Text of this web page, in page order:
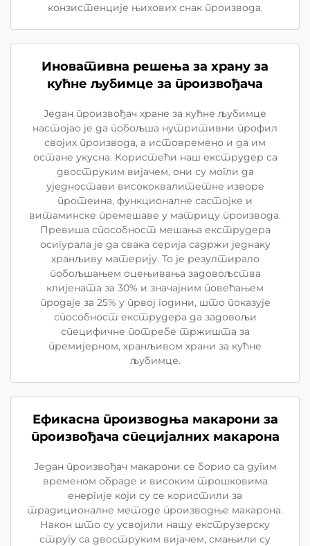
конзистенције њихових снак производа.
Иновативна решења за храну за
кућне љубимце за произвођача
Један произвођач хране за кућне љубимце
настојао је да побољша нутритивни профил
својих производа, а истовремено и да им
остане укусна. Користећи наш екструдер са
двоструким вијачем, они су могли да
уједностави висококвалитетне изворе
протеина, функционалне састојке и
витаминске премешаве у матрицу производа.
Превиша способност мешања екструдера
осигурала је да свака серија садржи једнаку
хранљиву материју. То је резултирало
побољшањем оцењивања задовољства
клијената за 30% и значајним повећањем
продаје за 25% у првој години, што показује
способност екструдера да задовољи
специфичне потребе тржишта за
премијерном, хранљивом храни за кућне
љубимце.
Ефикасна производња макарони за
произвођача специјалних макарона
Један произвођач макарони се борио са дугим
временом обраде и високим трошковима
енергије који су се користили за
традиционалне методе производње макарона.
Након што су усвојили нашу екструзерску
стругу са двоструким вијачем, смањили су